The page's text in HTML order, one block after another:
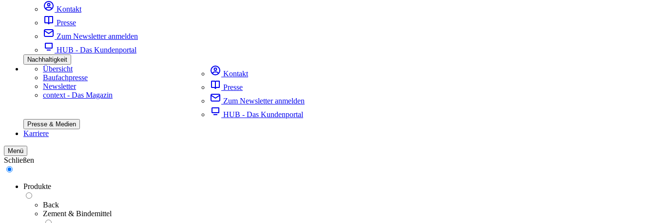
Kontakt
Presse
Zum Newsletter anmelden
HUB - Das Kundenportal
Nachhaltigkeit
Übersicht
Baufachpresse
Newsletter
context - Das Magazin
Kontakt
Presse
Zum Newsletter anmelden
HUB - Das Kundenportal
Presse & Medien
Karriere
Menü
Schließen
Produkte
Back
Zement & Bindemittel